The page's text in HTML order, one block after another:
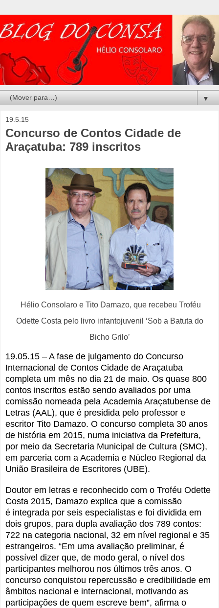
▼
19.5.15
Concurso de Contos Cidade de
Araçatuba: 789 inscritos
Hélio Consolaro e Tito Damazo, que recebeu Troféu
Odette Costa pelo livro infantojuvenil ‘Sob a Batuta do
Bicho Grilo’
19.05.15 – A fase de julgamento do Concurso
Internacional de Contos Cidade de Araçatuba
completa um mês no dia 21 de maio. Os quase 800
contos inscritos estão sendo avaliados por uma
comissão nomeada pela Academia Araçatubense de
Letras (AAL), que é presidida pelo professor e
escritor Tito Damazo. O concurso completa 30 anos
de história em 2015, numa iniciativa da Prefeitura,
por meio da Secretaria Municipal de Cultura (SMC),
em parceria com a Academia e Núcleo Regional da
União Brasileira de Escritores (UBE).
Doutor em letras e reconhecido com o Troféu Odette
Costa 2015, Damazo explica que a comissão
é integrada por seis especialistas e foi dividida em
dois grupos, para dupla avaliação dos 789 contos:
722 na categoria nacional, 32 em nível regional e 35
estrangeiros. “Em uma avaliação preliminar, é
possível dizer que, de modo geral, o nível dos
participantes melhorou nos últimos três anos. O
concurso conquistou repercussão e credibilidade em
âmbitos nacional e internacional, motivando as
participações de quem escreve bem”, afirma o